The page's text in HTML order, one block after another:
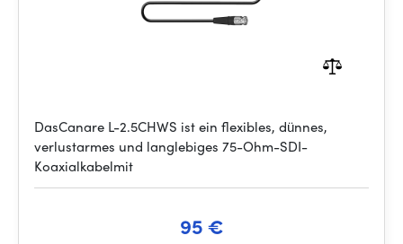
DasCanare L-2.5CHWS ist ein flexibles, dünnes,
verlustarmes und langlebiges 75-Ohm-SDI-
Koaxialkabelmit
95 €